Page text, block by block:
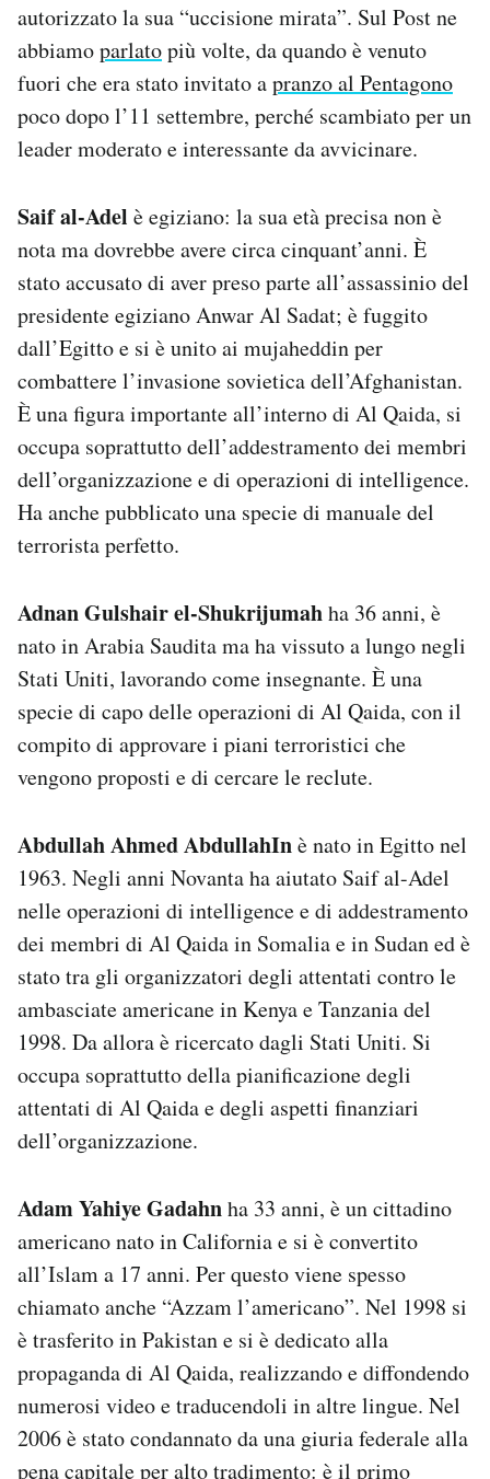
autorizzato la sua “uccisione mirata”. Sul Post ne
abbiamoparlatopiù volte, da quando è venuto
fuori che era stato invitato apranzo al Pentagono
poco dopo l’11 settembre, perché scambiato per un
leader moderato e interessante da avvicinare.
Saif al-Adel è egiziano: la sua età precisa non è
nota ma dovrebbe avere circa cinquant’anni. È
stato accusato di aver preso parte all’assassinio del
presidente egiziano Anwar Al Sadat; è fuggito
dall’Egitto e si è unito ai mujaheddin per
combattere l’invasione sovietica dell’Afghanistan.
È una figura importante all’interno di Al Qaida, si
occupa soprattutto dell’addestramento dei membri
dell’organizzazione e di operazioni di intelligence.
Ha anche pubblicato una specie di manuale del
terrorista perfetto.
Adnan Gulshair el-Shukrijumahha 36 anni, è
nato in Arabia Saudita ma ha vissuto a lungo negli
Stati Uniti, lavorando come insegnante. È una
specie di capo delle operazioni di Al Qaida, con il
compito di approvare i piani terroristici che
vengono proposti e di cercare le reclute.
Abdullah Ahmed AbdullahInè nato in Egitto nel
1963. Negli anni Novanta ha aiutato Saif al-Adel
nelle operazioni di intelligence e di addestramento
dei membri di Al Qaida in Somalia e in Sudan ed è
stato tra gli organizzatori degli attentati contro le
ambasciate americane in Kenya e Tanzania del
1998. Da allora è ricercato dagli Stati Uniti. Si
occupa soprattutto della pianificazione degli
attentati di Al Qaida e degli aspetti finanziari
dell’organizzazione.
Adam Yahiye Gadahnha 33 anni, è un cittadino
americano nato in California e si è convertito
all’Islam a 17 anni. Per questo viene spesso
chiamato anche “Azzam l’americano”. Nel 1998 si
è trasferito in Pakistan e si è dedicato alla
propaganda di Al Qaida, realizzando e diffondendo
numerosi video e traducendoli in altre lingue. Nel
2006 è stato condannato da una giuria federale alla
pena capitale per alto tradimento: è il primo